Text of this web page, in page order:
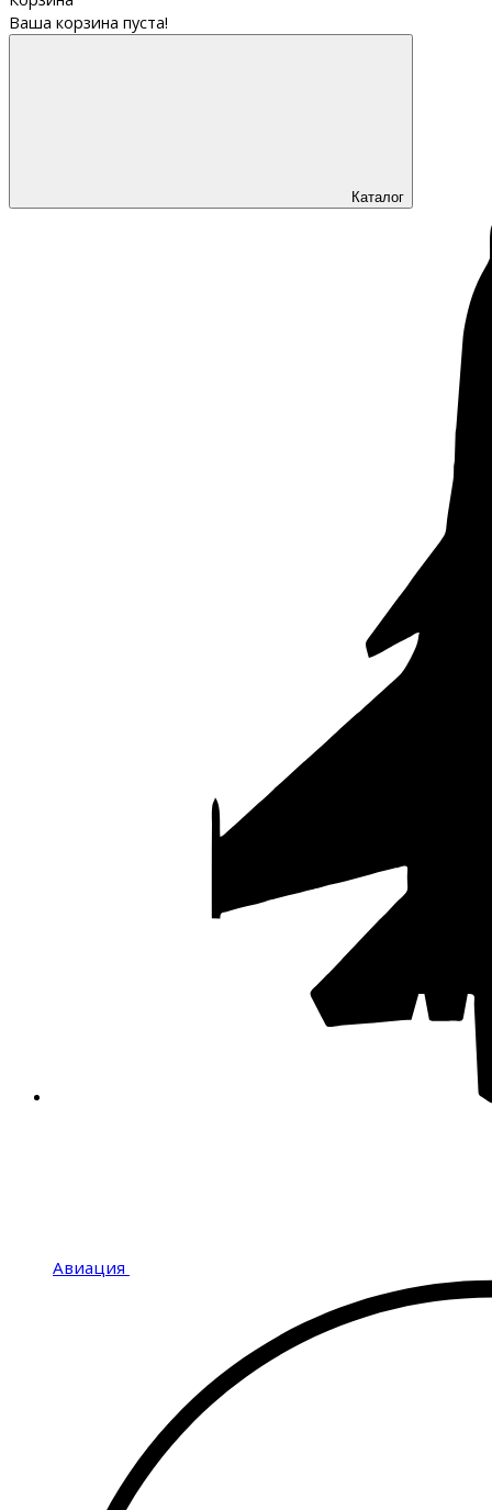
Ваша корзина пуста!
Каталог
Авиация